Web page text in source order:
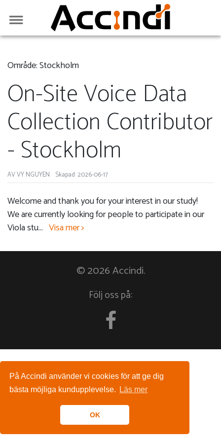
På Accindi använder vi cookies för att ge dig
bästa möjliga kundupplevelse.
Läs mer
OK
Område: Stockholm
On-Site Voice Data
Collection Contributor
- Stockholm
AV VY NGUYEN Skapad: 2026-06-17
Welcome and thank you for your interest in our study!
We are currently looking for people to participate in our
Viola stu... Visa mer >
© 2026 Accindi.
Följ oss på: